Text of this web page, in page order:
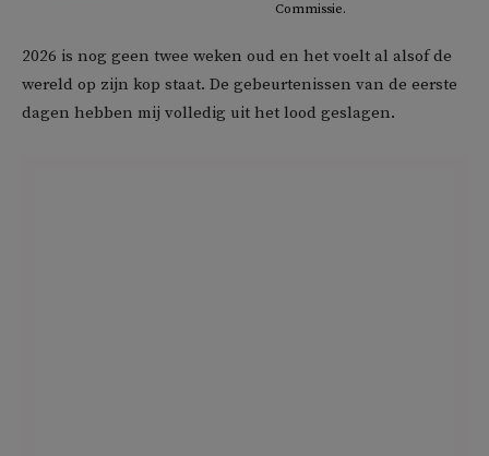
Commissie.
2026 is nog geen twee weken oud en het voelt al alsof de
wereld op zijn kop staat. De gebeurtenissen van de eerste
dagen hebben mij volledig uit het lood geslagen.